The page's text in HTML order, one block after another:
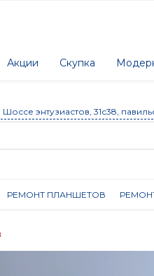
Акции Скупка
Шоссе энтузиастов, 31с38,
РЕМОНТ ПЛАНШЕТОВ